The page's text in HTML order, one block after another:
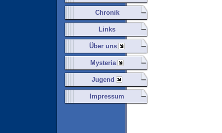
Chronik
Links
Über uns
Mysteria
Jugend
Impressum